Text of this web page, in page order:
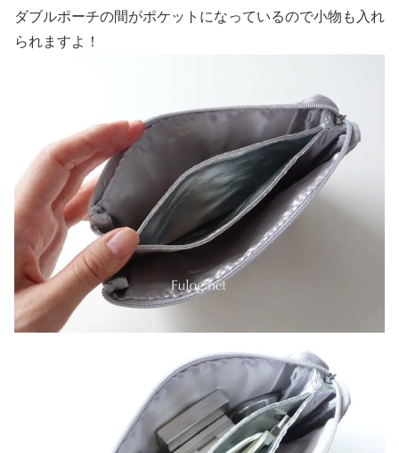
ダブルポーチの間がポケットになっているので小物も入れ
られますよ！